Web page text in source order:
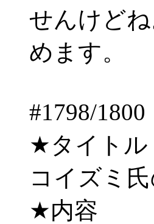
せんけど
めます。
#1798/
★タイト
コイズミ
★内容